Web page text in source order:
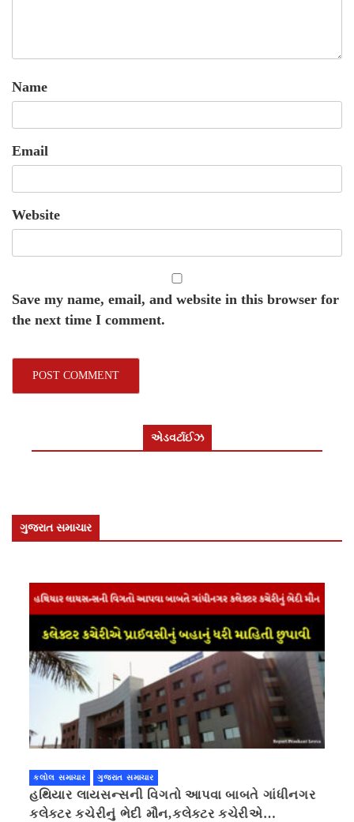
Name
Email
Website
Save my name, email, and website in this browser for
the next time I comment.
એડવર્ટાઈઝ
ગુજરાત સમાચાર
કલોલ સમાચાર ગુજરાત સમાચાર
હથિયાર લાયસન્સની વિગતો આપવા બાબતે ગાંધીનગર
કલેક્ટર કચેરીનું ભેદી મૌન,કલેક્ટર કચેરીએ